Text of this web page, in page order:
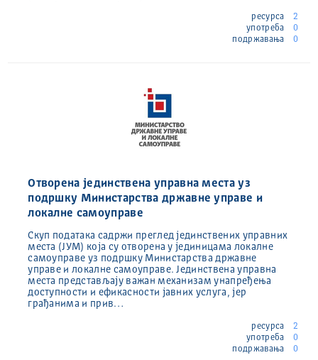
ресурса
2
употреба
0
подржавања
0
Отворена јединствена управна места уз
подршку Министарства државне управе и
локалне самоуправе
Скуп података садржи преглед јединствених управних
места (ЈУМ) која су отворена у јединицама локалне
самоуправе уз подршку Министарства државне
управе и локалне самоуправе. Јединствена управна
места представљају важан механизам унапређења
доступности и ефикасности јавних услуга, јер
грађанима и прив…
ресурса
2
употреба
0
подржавања
0